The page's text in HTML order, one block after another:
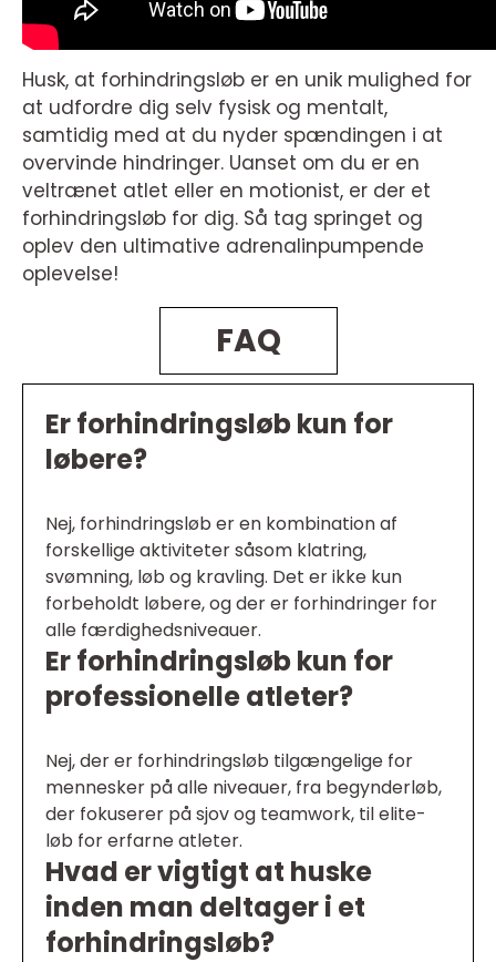
Husk, at forhindringsløb er en unik mulighed for
at udfordre dig selv fysisk og mentalt,
samtidig med at du nyder spændingen i at
overvinde hindringer. Uanset om du er en
veltrænet atlet eller en motionist, er der et
forhindringsløb for dig. Så tag springet og
oplev den ultimative adrenalinpumpende
oplevelse!
FAQ
Er forhindringsløb kun for
løbere?
Nej, forhindringsløb er en kombination af
forskellige aktiviteter såsom klatring,
svømning, løb og kravling. Det er ikke kun
forbeholdt løbere, og der er forhindringer for
alle færdighedsniveauer.
Er forhindringsløb kun for
professionelle atleter?
Nej, der er forhindringsløb tilgængelige for
mennesker på alle niveauer, fra begynderløb,
der fokuserer på sjov og teamwork, til elite-
løb for erfarne atleter.
Hvad er vigtigt at huske
inden man deltager i et
forhindringsløb?